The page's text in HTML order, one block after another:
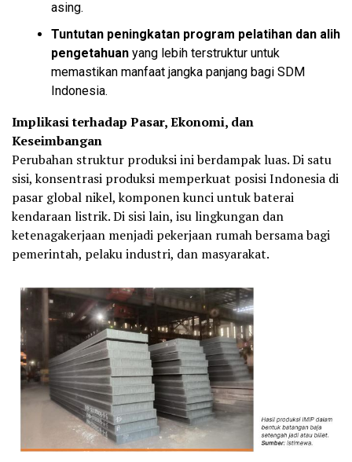
asing.
Tuntutan peningkatan program pelatihan dan alih
pengetahuan yang lebih terstruktur untuk
memastikan manfaat jangka panjang bagi SDM
Indonesia.
Implikasi terhadap Pasar, Ekonomi, dan
Keseimbangan
Perubahan struktur produksi ini berdampak luas. Di satu
sisi, konsentrasi produksi memperkuat posisi Indonesia di
pasar global nikel, komponen kunci untuk baterai
kendaraan listrik. Di sisi lain, isu lingkungan dan
ketenagakerjaan menjadi pekerjaan rumah bersama bagi
pemerintah, pelaku industri, dan masyarakat.